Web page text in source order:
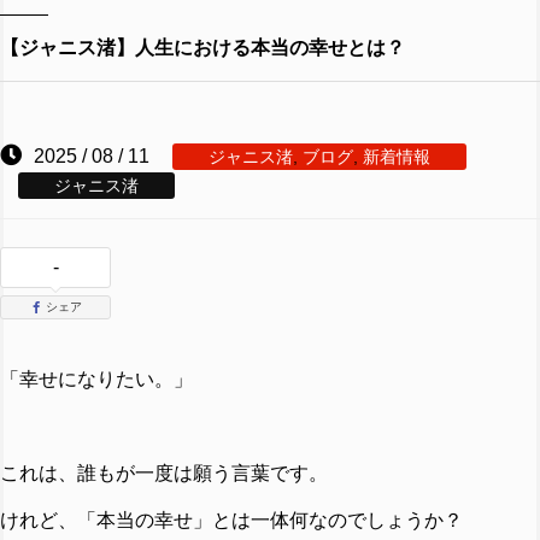
【ジャニス渚】人生における本当の幸せとは？
2025 / 08 / 11 ジャニス渚, ブログ, 新着情報
ジャニス渚
-
シェア
「幸せになりたい。」
これは、誰もが一度は願う言葉です。
けれど、「本当の幸せ」とは一体何なのでしょうか？